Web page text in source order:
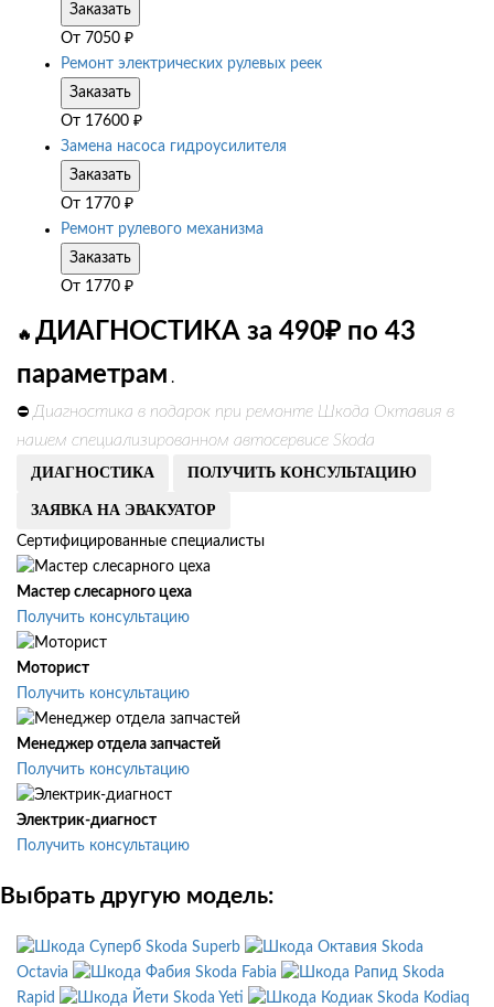
Заказать
От 7050 ₽
Ремонт электрических рулевых реек
Заказать
От 17600 ₽
Замена насоса гидроусилителя
Заказать
От 1770 ₽
Ремонт рулевого механизма
Заказать
От 1770 ₽
🔥 ДИАГНОСТИКА за 490₽ по 43
параметрам .
⛔ Диагностика в подарок при ремонте Шкода Октавия в
нашем специализированном автосервисе Skoda
ДИАГНОСТИКА ПОЛУЧИТЬ КОНСУЛЬТАЦИЮ
ЗАЯВКА НА ЭВАКУАТОР
Сертифицированные специалисты
Мастер слесарного цеха
Получить консультацию
Моторист
Получить консультацию
Менеджер отдела запчастей
Получить консультацию
Электрик-диагност
Получить консультацию
Выбрать другую модель:
Skoda Superb
Skoda
Octavia
Skoda Fabia
Skoda
Rapid
Skoda Yeti Skoda Kodiaq